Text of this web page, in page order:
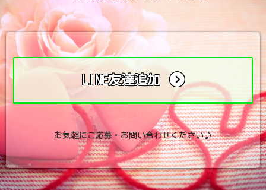
LINE友達追加
お気軽にご応募・お問い合わせください♪